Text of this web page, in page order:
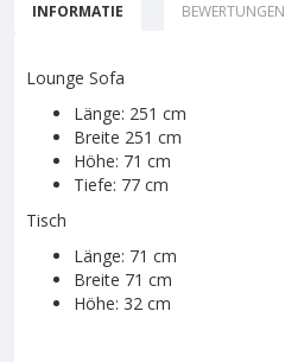
INFORMATIE BEWERTUNGEN
Lounge Sofa
Länge: 251 cm
Breite 251 cm
Höhe: 71 cm
Tiefe: 77 cm
Tisch
Länge: 71 cm
Breite 71 cm
Höhe: 32 cm